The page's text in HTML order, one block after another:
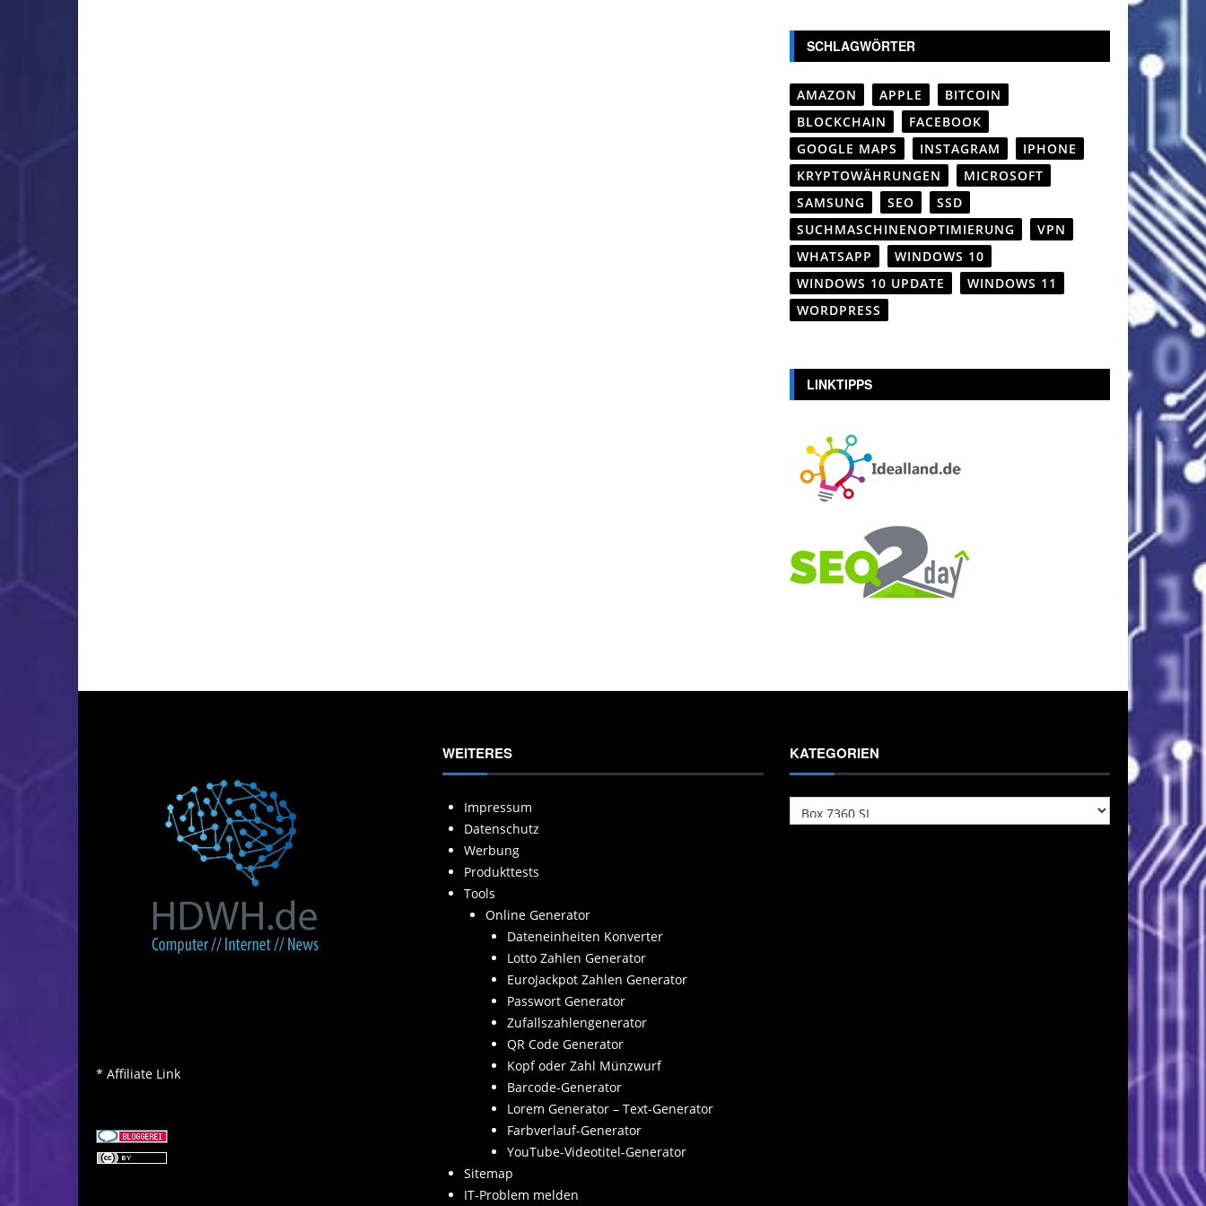
SCHLAGWÖRTER
AMAZON APPLE
BITCOIN
BLOCKCHAIN
FACEBOOK
GOOGLE MAPS
INSTAGRAM
IPHONE
KRYPTOWÄHRUNGEN
MICROSOFT
SAMSUNG
SEO
SSD
SUCHMASCHINENOPTIMIERUNG
VPN
WHATSAPP
WINDOWS 10
WINDOWS 10 UPDATE
WINDOWS 11
WORDPRESS
LINKTIPPS
* Affiliate Link
WEITERES
Impressum
Datenschutz
Werbung
Produkttests
Tools
Online Generator
Dateneinheiten Konverter
Lotto Zahlen Generator
EuroJackpot Zahlen Generator
Passwort Generator
Zufallszahlengenerator
QR Code Generator
Kopf oder Zahl Münzwurf
Barcode-Generator
Lorem Generator – Text-Generator
Farbverlauf-Generator
YouTube-Videotitel-Generator
Sitemap
IT-Problem melden
KATEGORIEN
Kategorien